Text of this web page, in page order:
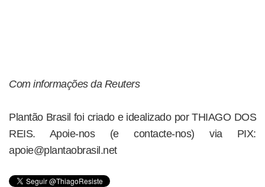
Com informações da Reuters
Plantão Brasil foi criado e idealizado por THIAGO DOS
REIS. Apoie-nos (e contacte-nos) via PIX:
apoie@plantaobrasil.net